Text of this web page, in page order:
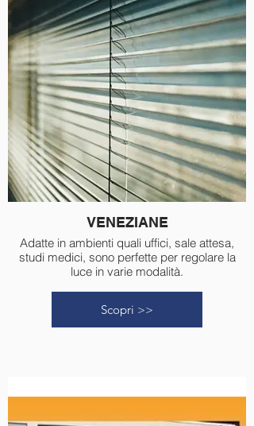
VENEZIANE
Adatte in ambienti quali uffici, sale attesa,
studi medici, sono perfette per regolare la
luce in varie modalità.
Scopri >>